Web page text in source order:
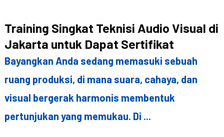
Training Singkat Teknisi Audio Visual di
Jakarta untuk Dapat Sertifikat
Bayangkan Anda sedang memasuki sebuah
ruang produksi, di mana suara, cahaya, dan
visual bergerak harmonis membentuk
pertunjukan yang memukau. Di ...